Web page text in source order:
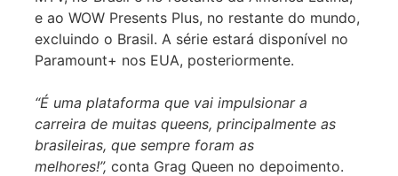
e ao WOW Presents Plus, no restante do mundo,
excluindo o Brasil. A série estará disponível no
Paramount+ nos EUA, posteriormente.
“É uma plataforma que vai impulsionar a
carreira de muitas queens, principalmente as
brasileiras, que sempre foram as
melhores!”,conta Grag Queen no depoimento.